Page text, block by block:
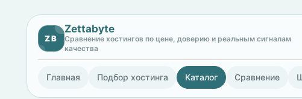
ZB
Zettabyte
Сравнение хостингов по цене, доверию и реальным сигналам
качества
Главная Подбор хостинга Каталог Сравнение